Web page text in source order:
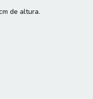
de altura.